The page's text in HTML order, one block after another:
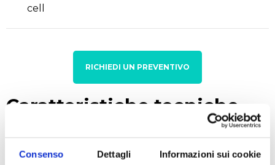
Consenso Dettagli Informazioni sui cookie
cell
RICHIEDI UN PREVENTIVO
Caratteristiche tecniche
Cascading: Si (fino a 32 unità)